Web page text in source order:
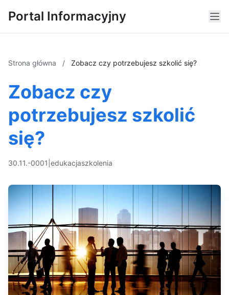
Portal Informacyjny
Strona główna / Zobacz czy potrzebujesz szkolić się?
Zobacz czy
potrzebujesz szkolić
się?
30.11.-0001 edukacjaszkolenia